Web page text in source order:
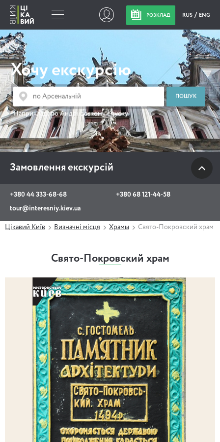
РОЗКЛАД RUS ENG
Хочу екскурсію
Наприклад:по Андріївському спуску
Замовлення екскурсій
+380 44 333-68-68
+380 68 121-44-58
tour@interesniy.kiev.ua
Замовлення
екскурсій
+380 44 333-68-68
+380 68 121-44-58
tour@interesniy.kiev.ua
з 10.00 до 19:30 щоденно
Viber WhatsApp
Цікавий Київ Визначні місця Храмы Свято-Покровский храм
Свято-Покровский храм